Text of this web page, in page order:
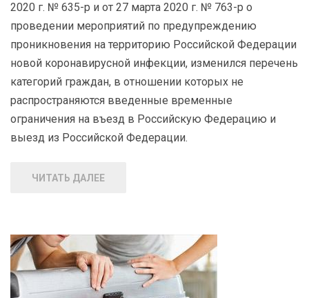
2020 г. № 635-р и от 27 марта 2020 г. № 763-р о
проведении мероприятий по предупреждению
проникновения на территорию Российской Федерации
новой коронавирусной инфекции, изменился перечень
категорий граждан, в отношении которых не
распространяются введенные временные
ограничения на въезд в Российскую Федерацию и
выезд из Российской Федерации.
ЧИТАТЬ ДАЛЕЕ